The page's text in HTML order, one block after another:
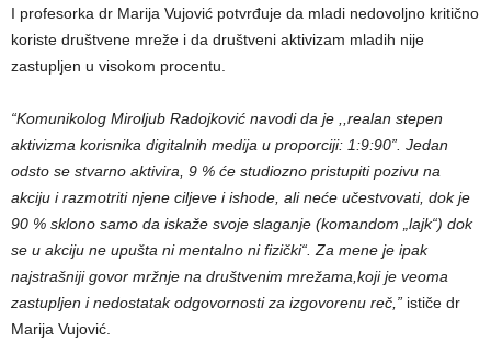
I profesorka dr Marija Vujović potvrđuje da mladi nedovoljno kritično
koriste društvene mreže i da društveni aktivizam mladih nije
zastupljen u visokom procentu.
“Komunikolog Miroljub Radojković navodi da je ,,realan stepen
aktivizma korisnika digitalnih medija u proporciji: 1:9:90”. Jedan
odsto se stvarno aktivira, 9 % će studiozno pristupiti pozivu na
akciju i razmotriti njene ciljeve i ishode, ali neće učestvovati, dok je
90 % sklono samo da iskaže svoje slaganje (komandom „lajk“) dok
se u akciju ne upušta ni mentalno ni fizički“. Za mene je ipak
najstrašniji govor mržnje na društvenim mrežama,koji je veoma
zastupljen i nedostatak odgovornosti za izgovorenu reč,” ističe dr
Marija Vujović.